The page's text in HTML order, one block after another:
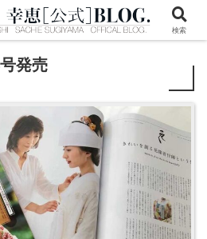
発売
検索